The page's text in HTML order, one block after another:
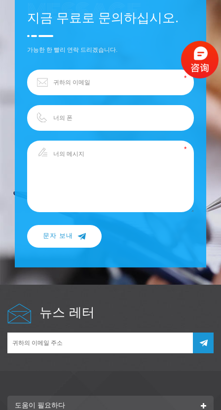
지금 무료로 문의하십시오.
가능한 한 빨리 연락 드리겠습니다.
문자 보내
뉴스 레터
도움이 필요하다